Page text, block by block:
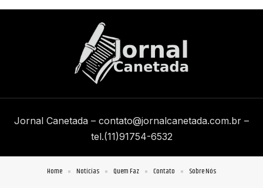
Jornal Canetada – contato@jornalcanetada.com.br –
tel.(11)91754-6532
Home Notícias Quem Faz Contato Sobre Nós